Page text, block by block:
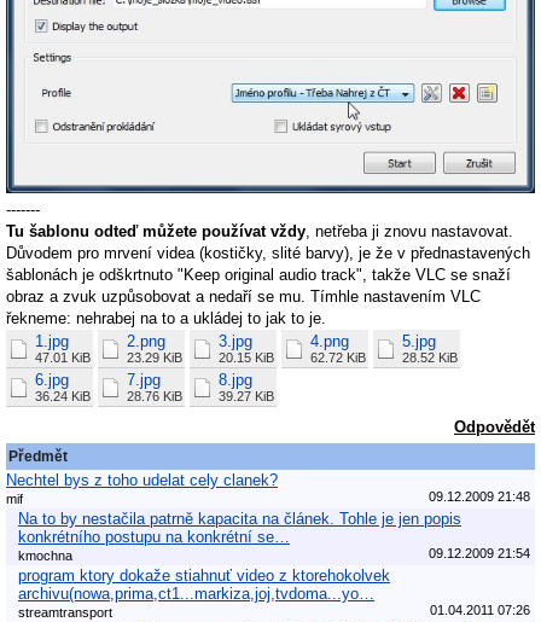
-------
Tu šablonu odteď můžete používat vždy , netřeba ji znovu nastavovat.
Důvodem pro mrvení videa (kostičky, slité barvy), je že v přednastavených
šablonách je odškrtnuto "Keep original audio track", takže VLC se snaží
obraz a zvuk uzpůsobovat a nedaří se mu. Tímhle nastavením VLC
řekneme: nehrabej na to a ukládej to jak to je.
1.jpg
47.01 KiB
2.png
23.29 KiB
3.jpg
20.15 KiB
4.png
62.72 KiB
5.jpg
28.52 KiB
6.jpg
36.24 KiB
7.jpg
28.76 KiB
8.jpg
39.27 KiB
Odpovědět
Předmět
Nechtel bys z toho udelat cely clanek?
mif 09.12.2009 21:48
Na to by nestačila patrně kapacita na článek. Tohle je jen popis
konkrétního postupu na konkrétní se…
kmochna 09.12.2009 21:54
program ktory dokaže stiahnuť video z ktorehokolvek
archivu(nowa,prima,ct1...markiza,joj,tvdoma...yo…
streamtransport 01.04.2011 07:26